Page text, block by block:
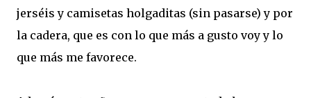
jerséis y camisetas holgaditas (sin pasarse) y por
la cadera, que es con lo que más a gusto voy y lo
que más me favorece.